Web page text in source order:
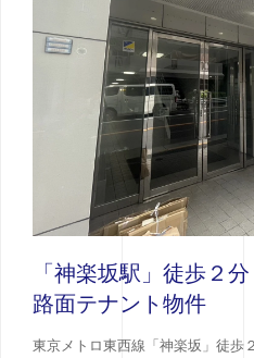
「神楽坂駅」徒歩２
路面テナント物件
東京メトロ東西線「神楽坂」徒歩